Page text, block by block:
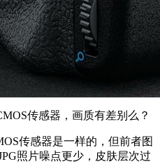
传感器，画质有差别么？
传感器是一样的，但前者图
照片噪点更少，皮肤层次过